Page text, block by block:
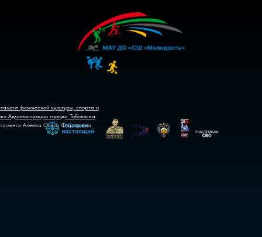
физической культуры, спорта и
Администрации города Тобольска
Алеева Ольга Фаридовна